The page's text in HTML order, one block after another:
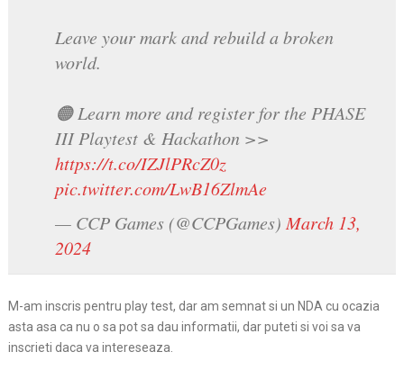
Leave your mark and rebuild a broken
world.
🟠 Learn more and register for the PHASE
III Playtest & Hackathon >>
https://t.co/IZJlPRcZ0z
pic.twitter.com/LwB16ZlmAe
— CCP Games (@CCPGames) March 13,
2024
M-am inscris pentru play test, dar am semnat si un NDA cu ocazia
asta asa ca nu o sa pot sa dau informatii, dar puteti si voi sa va
inscrieti daca va intereseaza.